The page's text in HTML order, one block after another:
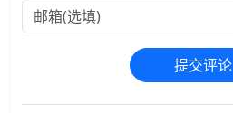
提交评论